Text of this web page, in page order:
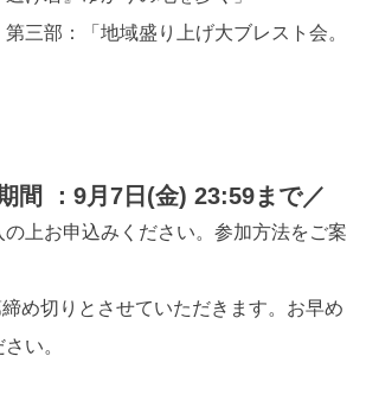
三部：「地域盛り上げ大ブレスト会。
間 ：9月7日(金) 23:59まで／
上お申込みください。参加方法をご案
め切りとさせていただきます。お早め
い。